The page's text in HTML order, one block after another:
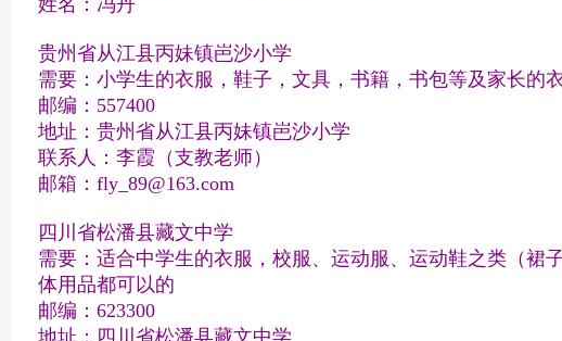
姓名：冯丹
贵州省从江县丙妹镇岜沙小学
需要：小学生的衣服，鞋子，文具，书籍，书包等及家长的
邮编：557400
地址：贵州省从江县丙妹镇岜沙小学
联系人：李霞（支教老师）
邮箱：fly_89@163.com
四川省松潘县藏文中学
需要：适合中学生的衣服，校服、运动服、运动鞋之类（裙
体用品都可以的
邮编：623300
地址：四川省松潘县藏文中学